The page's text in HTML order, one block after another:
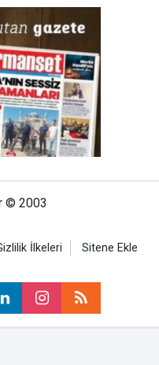
© 2003
İlkeleri Sitene Ekle